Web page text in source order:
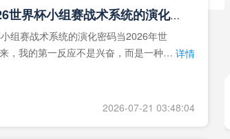
**从熵增到自组织：2026世界杯小组赛战术系统的演化密码**
组赛战术系统的演化密码当2026年世
，我的第一反应不是兴奋，而是一种深 详情
2026-07-21 03:48:04